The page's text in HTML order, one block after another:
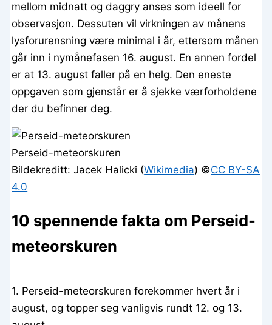
mellom midnatt og daggry anses som ideell for
observasjon. Dessuten vil virkningen av månens
lysforurensning være minimal i år, ettersom månen
går inn i nymånefasen 16. august. En annen fordel
er at 13. august faller på en helg. Den eneste
oppgaven som gjenstår er å sjekke værforholdene
der du befinner deg.
Perseid-meteorskuren
Bildekreditt: Jacek Halicki (Wikimedia) ©️CC BY-SA
4.0
10 spennende fakta om Perseid-
meteorskuren
1. Perseid-meteorskuren forekommer hvert år i
august, og topper seg vanligvis rundt 12. og 13.